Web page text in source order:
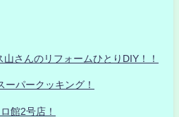
さんのリフォームひとりDIY！！
ーパークッキング！
館2号店！